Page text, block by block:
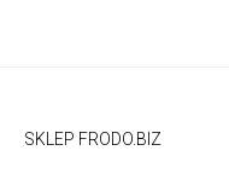
SKLEP FRODO.BIZ